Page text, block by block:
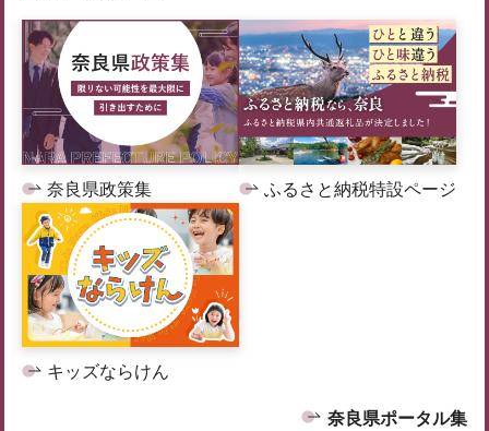
奈良県政策集 ふるさと納税特設ページ
キッズならけん
奈良県ポータル集